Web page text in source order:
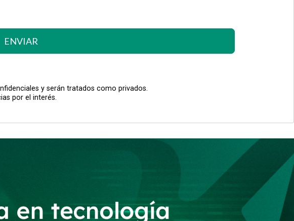
ENVIAR
y serán tratados como privados.
por el interés.